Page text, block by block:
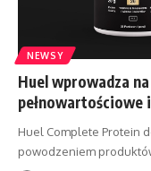
NEWSY
Huel wprowadza
pełnowartościowe
Huel Complete Protein
powodzeniem